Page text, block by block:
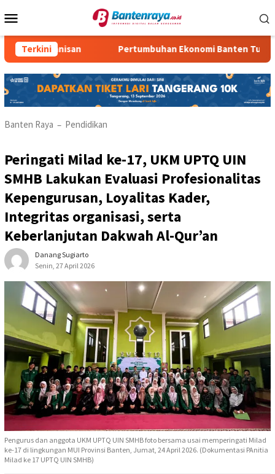
ke
Mobile
Terkini
Kemanisan Pertumbuhan Ekonomi Banten Turun
Banten Raya – Pendidikan
Peringati Milad ke-17, UKM UPTQ UIN
SMHB Lakukan Evaluasi Profesionalitas
Kepengurusan, Loyalitas Kader,
Integritas organisasi, serta
Keberlanjutan Dakwah Al-Qur’an
Danang Sugiarto
Senin, 27 April 2026
Pengurus dan anggota UKM UPTQ UIN SMHB foto bersama usai memperingati Milad
ke-17 di lingkungan MUI Provinsi Banten, Jumat, 24 April 2026. (Dokumentasi PAnitia
Milad ke 17 UPTQ UIN SMHB)